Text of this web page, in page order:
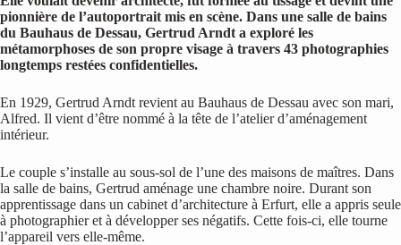
pionnière de l’autoportrait mis en scène. Dans une salle de bains
du Bauhaus de Dessau, Gertrud Arndt a exploré les
métamorphoses de son propre visage à travers 43 photographies
longtemps restées confidentielles.
En 1929, Gertrud Arndt revient au Bauhaus de Dessau avec son mari,
Alfred. Il vient d’être nommé à la tête de l’atelier d’aménagement
intérieur.
Le couple s’installe au sous-sol de l’une des maisons de maîtres. Dans
la salle de bains, Gertrud aménage une chambre noire. Durant son
apprentissage dans un cabinet d’architecture à Erfurt, elle a appris seule
à photographier et à développer ses négatifs. Cette fois-ci, elle tourne
l’appareil vers elle-même.